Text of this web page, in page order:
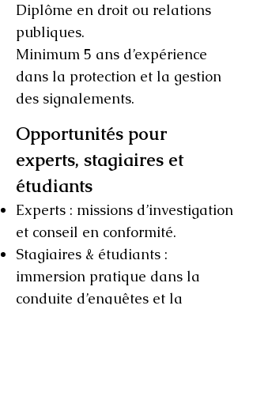
Diplôme en droit ou relations
publiques.
Minimum 5 ans d’expérience
dans la protection et la gestion
des signalements.
Opportunités pour
experts, stagiaires et
étudiants
Experts : missions d’investigation
et conseil en conformité.
Stagiaires & étudiants :
immersion pratique dans la
conduite d’enquêtes et la